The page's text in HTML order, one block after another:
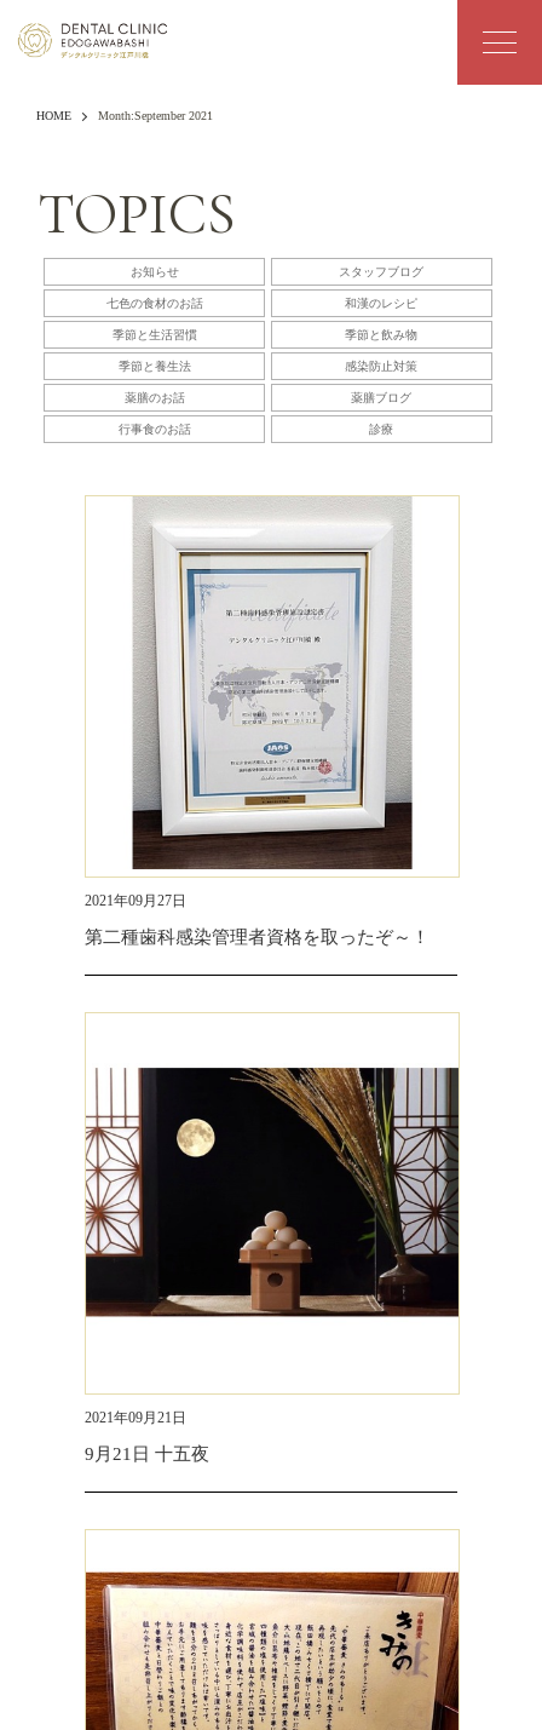
HOME Month:September 2021
TOPICS
お知らせ スタッフブログ
七色の食材のお話 和漢のレシピ
季節と生活習慣 季節と飲み物
季節と養生法 感染防止対策
薬膳のお話 薬膳ブログ
行事食のお話 診療
2021年09月27日
第二種歯科感染管理者資格を取ったぞ～！
2021年09月21日
9月21日 十五夜